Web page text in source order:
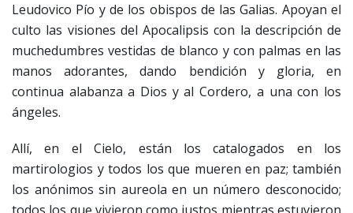
Leudovico Pío y de los obispos de las Galias. Apoyan el
culto las visiones del Apocalipsis con la descripción de
muchedumbres vestidas de blanco y con palmas en las
manos adorantes, dando bendición y gloria, en
continua alabanza a Dios y al Cordero, a una con los
ángeles.
Allí, en el Cielo, están los catalogados en los
martirologios y todos los que mueren en paz; también
los anónimos sin aureola en un número desconocido;